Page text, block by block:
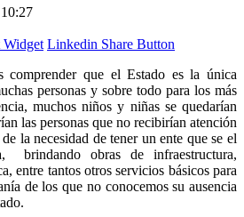
Widget Linkedin Share Button
comprender que el Estado es la única
personas y sobre todo para los más
muchos niños y niñas se quedarían
las personas que no recibirían atención
la necesidad de tener un ente que se el
brindando obras de infraestructura,
entre tantos otros servicios básicos para
de los que no conocemos su ausencia